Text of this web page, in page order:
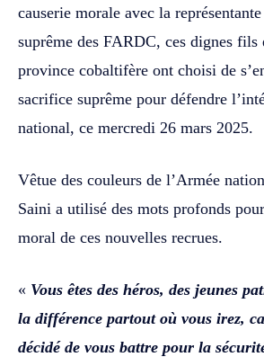
causerie morale avec la
suprême des FARDC, ces dignes
province cobaltifère ont choisi de
sacrifice suprême pour défendre
national, ce mercredi 26 mars 2025.
Vêtue des couleurs de l’Armée
Saini a utilisé des mots profonds
moral de ces nouvelles recrues.
« Vous êtes des héros, des jeunes
la différence partout où vous irez,
décidé de vous battre pour la